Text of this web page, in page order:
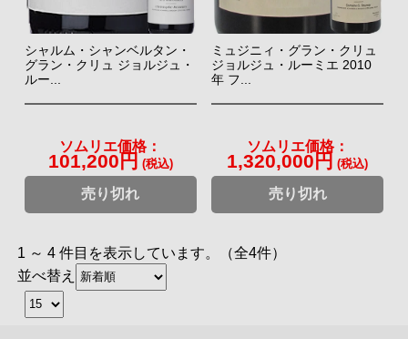
シャルム・シャンベルタン・
グラン・クリュ ジョルジュ・
ルー...
ソムリエ価格：
101,200円 (税込)
売り切れ
ミュジニィ・グラン・クリュ
ジョルジュ・ルーミエ 2010
年 フ...
ソムリエ価格：
1,320,000円 (税込)
売り切れ
1 ～ 4 件目を表示しています。（全4件）
並べ替え